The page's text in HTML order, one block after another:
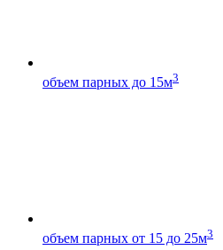
объем парных до 15м3
объем парных от 15 до 25м3